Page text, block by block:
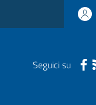
Seguici su